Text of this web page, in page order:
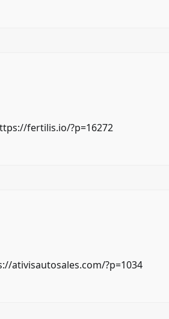
fertilis.io/?p=16272
ativisautosales.com/?p=1034